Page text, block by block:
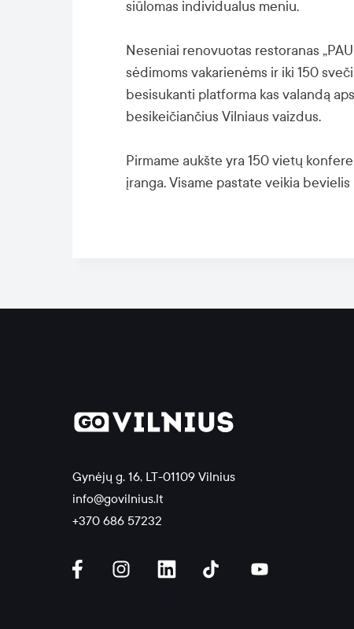
siūlomas individualus meniu.
Neseniai renovuotas restoranas
sėdimoms vakarienėms ir iki 150
besisukanti platforma kas valandą
besikeičiančius Vilniaus vaizdus.
Pirmame aukšte yra 150 vietų
įranga. Visame pastate veikia
Gynėjų g. 16, LT-01109 Vilnius
info@govilnius.lt
+370 686 57232